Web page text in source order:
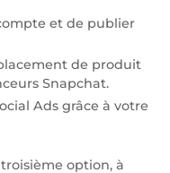
et de publier
de produit
Snapchat.
Ads grâce à votre
option, à